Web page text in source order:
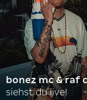
bonez mc & raf
siehst du live!